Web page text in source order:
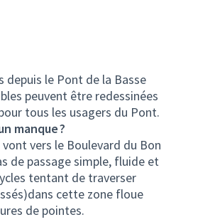
depuis le Pont de la Basse
peuvent être redessinées
tous les usagers du Pont.
manque ?
vers le Boulevard du Bon
de passage simple, fluide et
tentant de traverser
cette zone floue
de pointes.